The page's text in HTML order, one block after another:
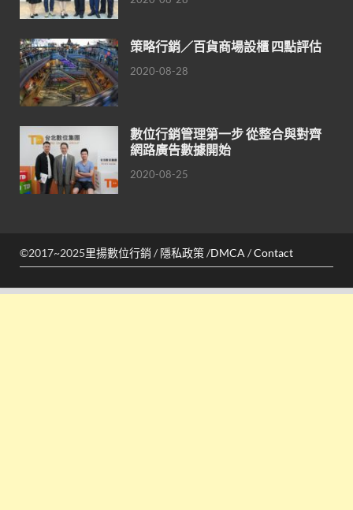
策略行銷／百貨商場設櫃 四點評估
2020-08-28
數位行銷管理第一步 從整合與對齊
網路廣告數據開始
2020-08-25
©2017~2025里揚數位行銷 / 隱私政策/DMCA /Contact